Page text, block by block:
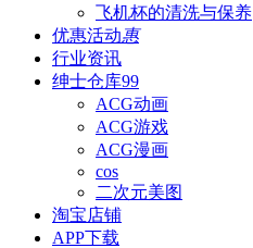
飞机杯的清洗与保养
优惠活动惠
行业资讯
绅士仓库99
ACG动画
ACG游戏
ACG漫画
cos
二次元美图
淘宝店铺
APP下载